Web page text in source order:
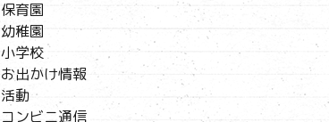
保育園
幼稚園
小学校
お出かけ情報
活動
コンビニ通信